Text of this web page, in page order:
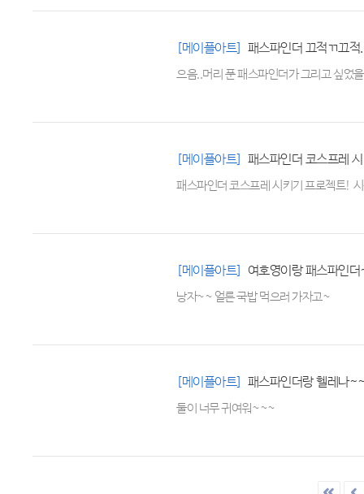
[메이플아트] 패스파인더 끄적ㄲ끄적
으음..머리 푼 패스파인더가 그리고 싶었
[메이플아트]
패스파인더 코스프레 시키기 프로젝트!
[메이플아트] 여호영이랑 패스파인
낭자~~ 얼른 국밥 먹으러 가자고~
[메이플아트] 패스파인더랑 헬레나
둘이 너무 귀여워~~~